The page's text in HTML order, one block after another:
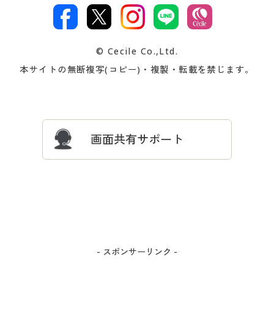
著作権・商標について 会社案内
プレゼント＆キャンペーン サイトマップ
交換・返品は お支払は
ついて
忘れの場合
© Cecile Co.,Ltd.
本サイトの無断複写(コピー)・複製・転載を禁じます。
画面共有サポート
- スポンサーリンク -